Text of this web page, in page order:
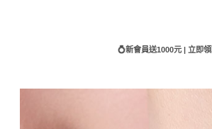
💍新會員送1000元 | 立即